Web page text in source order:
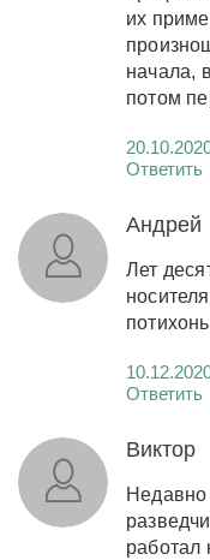
их
начала,
потом
Ответить
Андрей
Лет
Ответить
Виктор